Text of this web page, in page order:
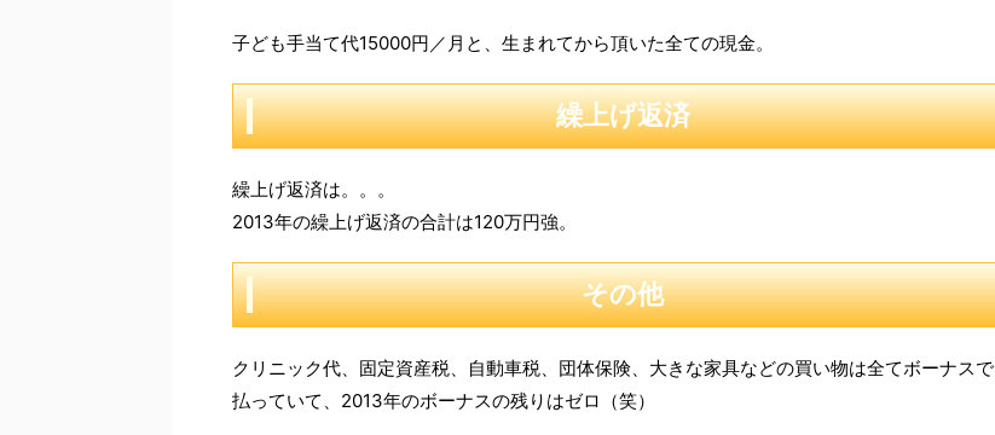
子ども手当て代15000円／月と、生まれてから頂いた全ての現金。
繰上げ返済
繰上げ返済は。。。
2013年の繰上げ返済の合計は120万円強。
その他
クリニック代、固定資産税、自動車税、団体保険、大きな家具などの買い物は全てボーナスで
払っていて、2013年のボーナスの残りはゼロ（笑）